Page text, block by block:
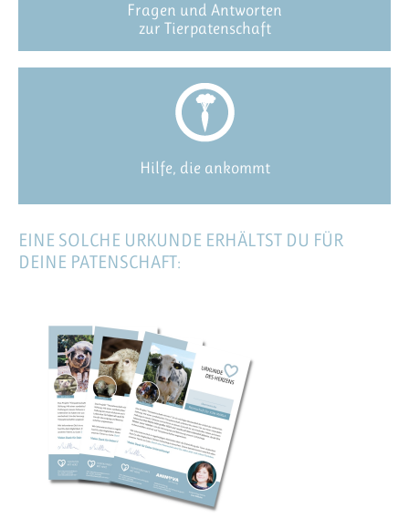
Fragen und Antworten
zur Tierpatenschaft
Hilfe, die ankommt
EINE SOLCHE URKUNDE ERHÄLTST DU FÜR
DEINE PATENSCHAFT: